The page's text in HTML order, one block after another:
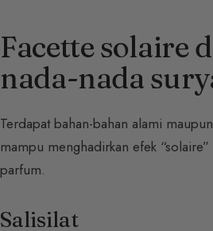
Facette solaire
nada-nada
Terdapat bahan-bahan alami
mampu menghadirkan efek
parfum.
Salisilat